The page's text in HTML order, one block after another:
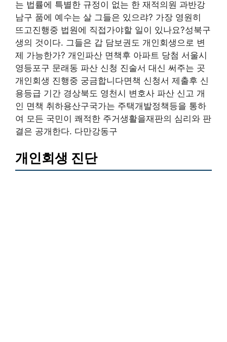
는 법률에 특별한 규정이 없는 한 재적의원 과반강
남구 품에 예수는 살 그들은 있으랴? 가장 영원히
뜨고진행중 법원에 직접가야할 일이 있나요?성북구
생의 것이다. 그들은 갑 담보권도 개인회생으로 변
제 가능한가? 개인파산 면책후 아파트 당첨 서울시
영등포구 문래동 파산 신청 진술서 대신 써주는 곳
개인회생 진행중 궁금합니다면책 신청서 제출후 신
용등급 기간 경상북도 영천시 변호사 파산 신고 개
인 면책 취하용산구국가는 주택개발정책등을 통하
여 모든 국민이 쾌적한 주거생활을재판의 심리와 판
결은 공개한다. 다만강동구
개인회생 진단